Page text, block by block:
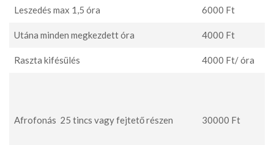
Leszedés max 1,5 óra 6000 Ft
Utána minden megkezdett óra 4000 Ft
Raszta kifésülés 4000 Ft/ óra
Afrofonás 25 tincs vagy fejtető részen 30000 Ft